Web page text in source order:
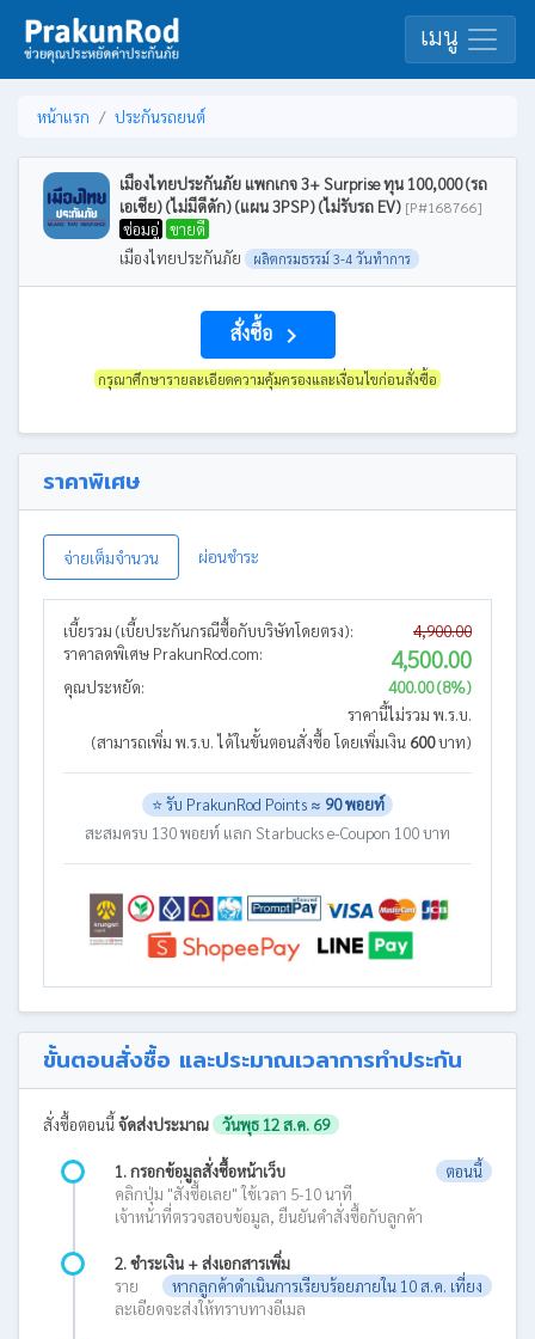
เมนู
หน้าแรก ประกันรถยนต์
เมืองไทยประกันภัย แพกเกจ 3+ Surprise ทุน 100,000 (รถ
เอเชีย) (ไม่มีดีดัก) (แผน 3PSP) (ไม่รับรถ EV) [P#168766]
ซ่อมอู่ ขายดี
เมืองไทยประกันภัย
ผลิตกรมธรรม์ 3-4 วันทำการ
สั่งซื้อ navigate_next
กรุณาศึกษารายละเอียดความคุ้มครองและเงื่อนไขก่อนสั่งซื้อ
ราคาพิเศษ
จ่ายเต็มจำนวน ผ่อนชำระ
เบี้ยรวม (เบี้ยประกันกรณีซื้อกับบริษัทโดยตรง):
4,900.00
ราคาลดพิเศษ PrakunRod.com:
4,500.00
คุณประหยัด:
400.00 (8%)
ราคานี้ไม่รวม พ.ร.บ.
(สามารถเพิ่ม พ.ร.บ. ได้ในขั้นตอนสั่งซื้อ โดยเพิ่มเงิน 600บาท)
⭐ รับ PrakunRod Points ≈ 90 พอยท์
สะสมครบ 130 พอยท์ แลก Starbucks e-Coupon 100 บาท
ขั้นตอนสั่งซื้อ และประมาณเวลาการทำประกัน
สั่งซื้อตอนนี้จัดส่งประมาณ วันพุธ 12 ส.ค. 69
1. กรอกข้อมูลสั่งซื้อหน้าเว็บ
ตอนนี้
คลิกปุ่ม "สั่งซื้อเลย" ใช้เวลา 5-10 นาที
เจ้าหน้าที่ตรวจสอบข้อมูล, ยืนยันคำสั่งซื้อกับลูกค้า
2. ชำระเงิน + ส่งเอกสารเพิ่ม
หากลูกค้าดำเนินการเรียบร้อยภายใน 10 ส.ค. เที่ยง
ราย
ละเอียดจะส่งให้ทราบทางอีเมล